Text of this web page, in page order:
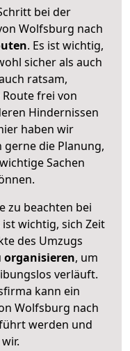
bei der
Wolfsburg nach
. Es ist wichtig,
sicher als auch
ratsam,
frei von
Hindernissen
haben wir
die Planung,
Sachen
zu beachten bei
ist wichtig, sich Zeit
des Umzugs
organisieren, um
verläuft.
kann ein
Wolfsburg nach
werden und